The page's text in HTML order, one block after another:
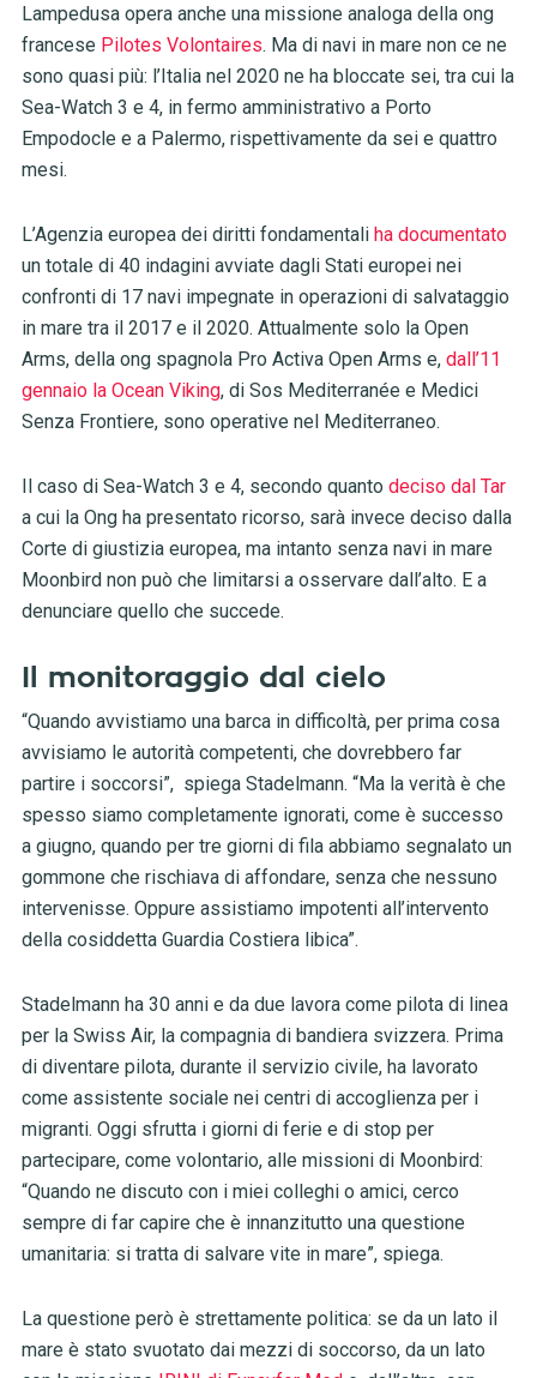
Lampedusa opera anche una missione analoga della ong
francese Pilotes Volontaires. Ma di navi in mare non ce ne
sono quasi più: l’Italia nel 2020 ne ha bloccate sei, tra cui la
Sea-Watch 3 e 4, in fermo amministrativo a Porto
Empodocle e a Palermo, rispettivamente da sei e quattro
mesi.
L’Agenzia europea dei diritti fondamentali ha documentato
un totale di 40 indagini avviate dagli Stati europei nei
confronti di 17 navi impegnate in operazioni di salvataggio
in mare tra il 2017 e il 2020. Attualmente solo la Open
Arms, della ong spagnola Pro Activa Open Arms e, dall’11
gennaio la Ocean Viking, di Sos Mediterranée e Medici
Senza Frontiere,sono operative nel Mediterraneo.
Il caso di Sea-Watch 3 e 4, secondo quanto deciso dal Tar
a cui la Ong ha presentato ricorso, sarà invece deciso dalla
Corte di giustizia europea, ma intanto senza navi in mare
Moonbird non può che limitarsi a osservare dall’alto. E a
denunciare quello che succede.
Il monitoraggio dal cielo
“Quando avvistiamo una barca in difficoltà, per prima cosa
avvisiamo le autorità competenti, che dovrebbero far
partire i soccorsi”, spiega Stadelmann. “Ma la verità è che
spesso siamo completamente ignorati, come è successo
a giugno, quando per tre giorni di fila abbiamo segnalato un
gommone che rischiava di affondare, senza che nessuno
intervenisse. Oppure assistiamo impotenti all’intervento
della cosiddetta Guardia Costiera libica”.
Stadelmann ha 30 anni e da due lavora come pilota di linea
per la Swiss Air, la compagnia di bandiera svizzera. Prima
di diventare pilota, durante il servizio civile, ha lavorato
come assistente sociale nei centri di accoglienza per i
migranti. Oggi sfrutta i giorni di ferie e di stop per
partecipare, come volontario, alle missioni di Moonbird:
“Quando ne discuto con i miei colleghi o amici, cerco
sempre di far capire che è innanzitutto una questione
umanitaria: si tratta di salvare vite in mare”, spiega.
La questione però è strettamente politica: se da un lato il
mare è stato svuotato dai mezzi di soccorso, da un lato